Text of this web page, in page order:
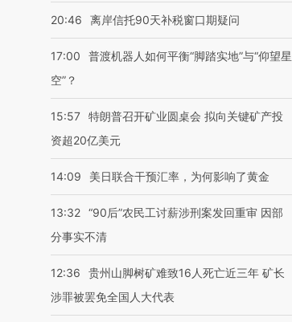
20:46 离岸信托90天补税窗口期疑问
17:00
普渡机器人如何平衡“脚踏实地”与“仰望星
空”？
15:57 特朗普召开矿业圆桌会 拟向关键矿产投
资超20亿美元
14:09 美日联合干预汇率，为何影响了黄金
13:32 “90后”农民工讨薪涉刑案发回重审 因部
分事实不清
12:36
贵州山脚树矿难致16人死亡近三年 矿长
涉罪被罢免全国人大代表